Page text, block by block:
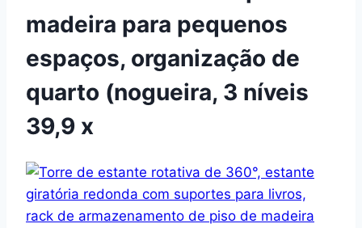
madeira para pequenos
espaços, organização de
quarto (nogueira, 3 níveis
39,9 x